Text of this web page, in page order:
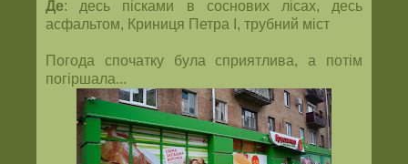
Де: десь пісками в соснових лісах, десь
асфальтом, Криниця Петра І, трубний міст
Погода спочатку була сприятлива, а потім
погіршала...